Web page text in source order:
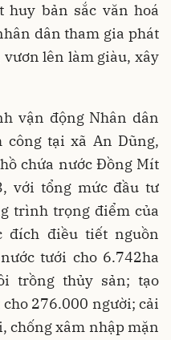
huy bản sắc văn hoá
dân tham gia phát
lên làm giàu, xây
vận động Nhân dân
công tại xã An Dũng,
chứa nước Ðồng Mít
với tổng mức đầu tư
trình trọng điểm của
điều tiết nguồn
tưới cho 6.742ha
trồng thủy sản; tạo
276.000 người; cải
chống xâm nhập mặn